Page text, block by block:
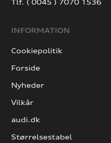
Tlf. ( 0045 ) 7070 1536
INFORMATION
Cookiepolitik
Forside
Nyheder
Vilkår
audi.dk
Størrelsestabel